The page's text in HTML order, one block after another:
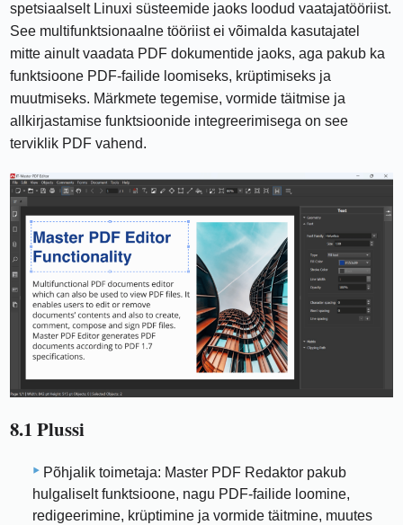
spetsiaalselt Linuxi süsteemide jaoks loodud vaatajatööriist.
See multifunktsionaalne tööriist ei võimalda kasutajatel
mitte ainult vaadata PDF dokumentide jaoks, aga pakub ka
funktsioone PDF-failide loomiseks, krüptimiseks ja
muutmiseks. Märkmete tegemise, vormide täitmise ja
allkirjastamise funktsioonide integreerimisega on see
terviklik PDF vahend.
8.1 Plussi
Põhjalik toimetaja: Master PDF Redaktor pakub
hulgaliselt funktsioone, nagu PDF-failide loomine,
redigeerimine, krüptimine ja vormide täitmine, muutes